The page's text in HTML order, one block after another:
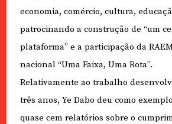
economia, comércio, cultura,
patrocinando a construção de “um
plataforma” e a participação da
nacional “Uma Faixa, Uma Rota”.
Relativamente ao trabalho
três anos, Ye Dabo deu como
quase cem relatórios sobre o